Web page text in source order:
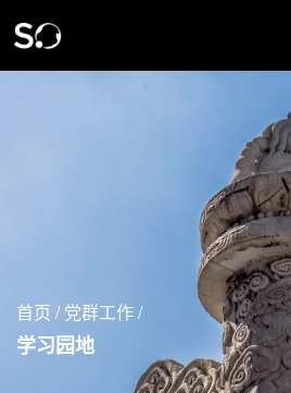
师资队伍
首页 /党群工作/
学习园地